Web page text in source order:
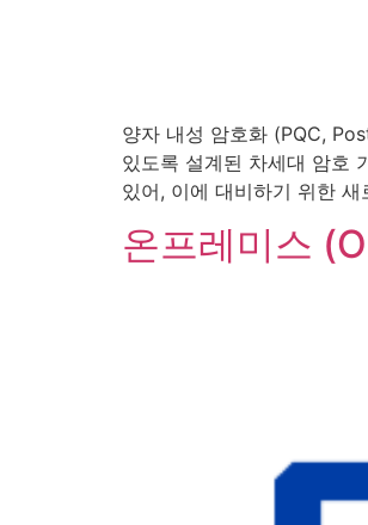
양자 내성 암호화 (PQC,
있도록 설계된 차세대 암호
있어, 이에 대비하기 위한
온프레미스